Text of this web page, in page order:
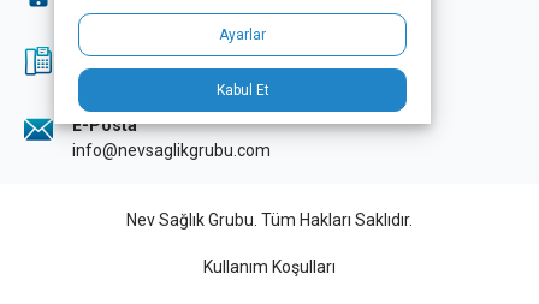
444 33 32
Fax
0224 249 70 07
E-Posta
info@nevsaglikgrubu.com
Nev Sağlık Grubu. Tüm Hakları Saklıdır.
Kullanım Koşulları
Ayarlar
Kabul Et